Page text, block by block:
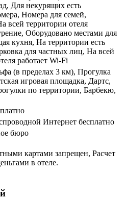
Для некурящих есть
Номера для семей,
всей территории отеля
Оборудовано местами для
кухня, На территории есть
для частных лиц, На всей
работает Wi-Fi
(в пределах 3 км), Прогулка
игровая площадка, Дартс,
по территории, Барбекю,
Интернет бесплатно
бюро
картами запрещен, Расчет
в отеле.